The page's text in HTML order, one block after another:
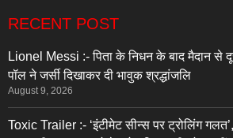
RECENT POST
Lionel Messi :- पिता के निधन के बाद मैदान से
पॉल ने जर्सी दिखाकर दी भावुक श्रद्धांजलि
August 9, 2026
Toxic Trailer :- ‘इंटीमेट सीन्स पर ट्रोलिंग